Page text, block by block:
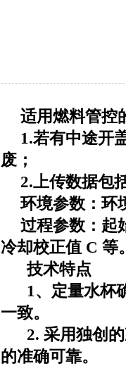
适用燃料管控
1.若有中途开
废；
2.上传数据包
环境参数：环
过程参数：起
冷却校正值C 等
技术特点
1、定量水杯
一致。
2. 采用独创
的准确可靠。